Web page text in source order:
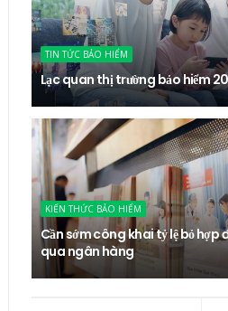
TIN TỨC BẢO HIỂM
Lạc quan thị trường bảo hiểm
KIẾN THỨC BẢO HIỂM
Cần sớm công khai tỷ lệ bỏ hợp
qua ngân hàng